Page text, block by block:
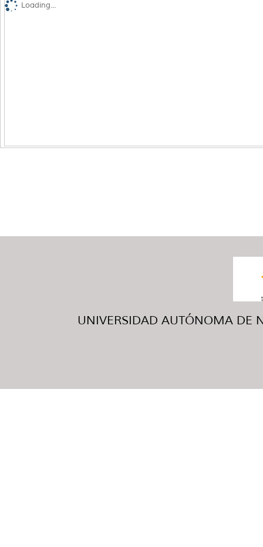
Loading...
UNIVERSIDAD AUTÓNOMA DE